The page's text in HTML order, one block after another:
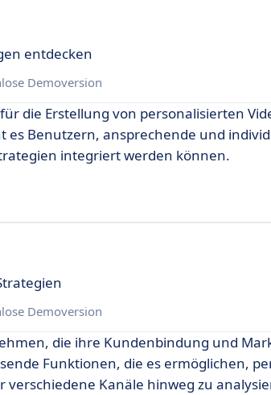
entdecken
Demoversion
die Erstellung von personalisierten
Benutzern, ansprechende und
integriert werden können.
Demoversion
die ihre Kundenbindung und
Funktionen, die es ermöglichen,
Kanäle hinweg zu